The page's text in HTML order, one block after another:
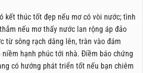
kết thúc tốt đẹp nếu mơ có vòi nước; tình
nếu mơ thấy nước lan rộng áp đảo
từ sông rạch dâng lên, tràn vào đám
hạnh phúc tới nhà. Điềm báo chứng
có hướng phát triển tốt nếu bạn chiêm